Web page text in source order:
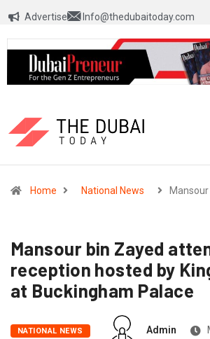
Advertise Info@thedubaitoday.com
Home National News Mansour
Mansour bin Zayed
reception hosted by
at Buckingham Palace
NATIONAL NEWS Admin